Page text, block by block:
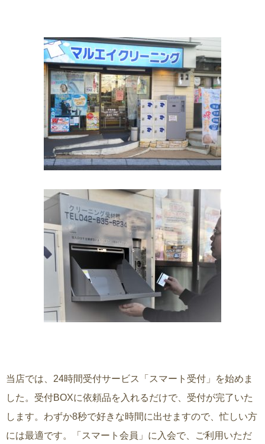
当店では、24時間受付サービス「スマート受付」を始めま
した。受付BOXに依頼品を入れるだけで、受付が完了いた
します。わずか8秒で好きな時間に出せますので、忙しい方
には最適です。「スマート会員」に入会で、ご利用いただ